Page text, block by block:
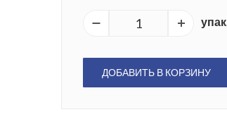
упак.
ДОБАВИТЬ В КОРЗИНУ